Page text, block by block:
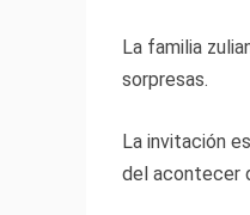
La familia
sorpresas.
La invitación
del acontecer